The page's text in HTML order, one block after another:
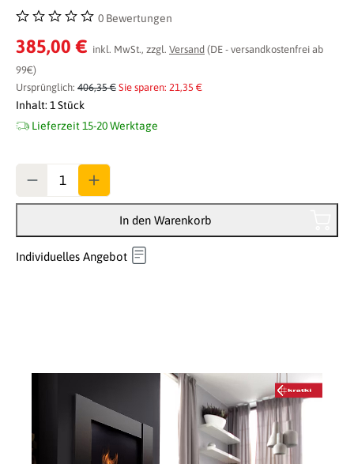
Durchschnittliche Bewertung von 0 von 5 Sternen
0 Bewertungen
385,00 € inkl. MwSt., zzgl. Versand (DE - versandkostenfrei ab
99€)
Ursprünglich: 406,35 € Sie sparen: 21,35 €
Inhalt: 1 Stück
Lieferzeit 15-20 Werktage
In den Warenkorb
Individuelles Angebot